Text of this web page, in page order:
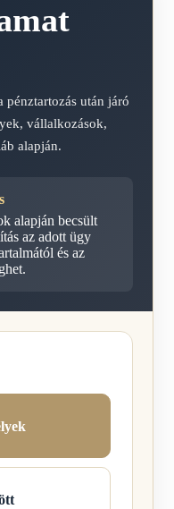
pénztartozás után járó
vállalkozások,
alapján.
alapján becsült
az adott ügy
és az